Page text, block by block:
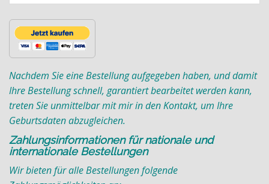
Nachdem Sie eine Bestellung aufgegeben haben, und damit
Ihre Bestellung schnell, garantiert bearbeitet werden kann,
treten Sie unmittelbar mit mir in den Kontakt, um Ihre
Geburtsdaten abzugleichen.
Zahlungsinformationen für nationale und
internationale Bestellungen
Wir bieten für alle Bestellungen folgende